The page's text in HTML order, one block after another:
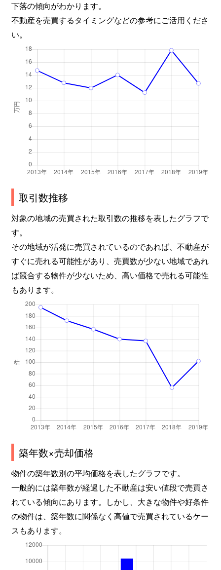
下落の傾向がわかります。
不動産を売買するタイミングなどの参考にご活用くださ
い。
取引数推移
対象の地域の売買された取引数の推移を表したグラフで
す。
その地域が活発に売買されているのであれば、不動産が
すぐに売れる可能性があり、売買数が少ない地域であれ
ば競合する物件が少ないため、高い価格で売れる可能性
もあります。
築年数×売却価格
物件の築年数別の平均価格を表したグラフです。
一般的には築年数が経過した不動産は安い値段で売買さ
れている傾向にあります。しかし、大きな物件や好条件
の物件は、築年数に関係なく高値で売買されているケー
スもあります。